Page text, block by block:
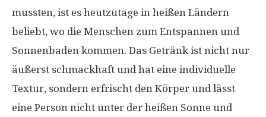
mussten, ist es heutzutage in heißen Ländern
beliebt, wo die Menschen zum Entspannen und
Sonnenbaden kommen. Das Getränk ist nicht nur
äußerst schmackhaft und hat eine individuelle
Textur, sondern erfrischt den Körper und lässt
eine Person nicht unter der heißen Sonne und